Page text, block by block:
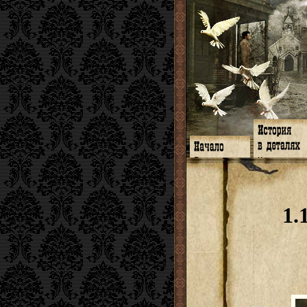
Главная
Программа
Форум
Facebook
Гостевая
Книги
Галереи
Музыка
Видео
Субтитры
Заметки
Мысли